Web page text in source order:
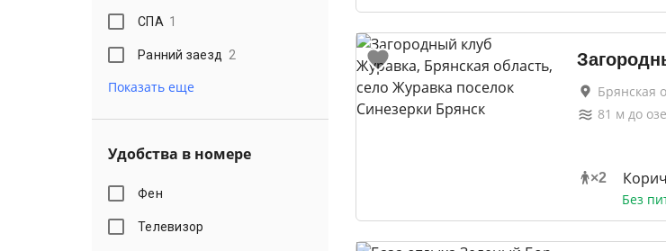
СПА 1
Ранний заезд 2
Показать еще
Удобства в номере
Фен
Телевизор
Брянская
81 м до
×2
Без